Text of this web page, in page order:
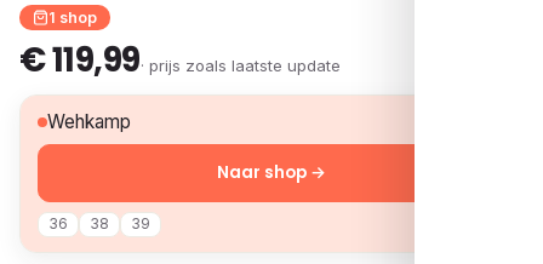
1 shop
€ 119,99· prijs zoals laatste update
Wehkamp
36 38 39
Naar shop →